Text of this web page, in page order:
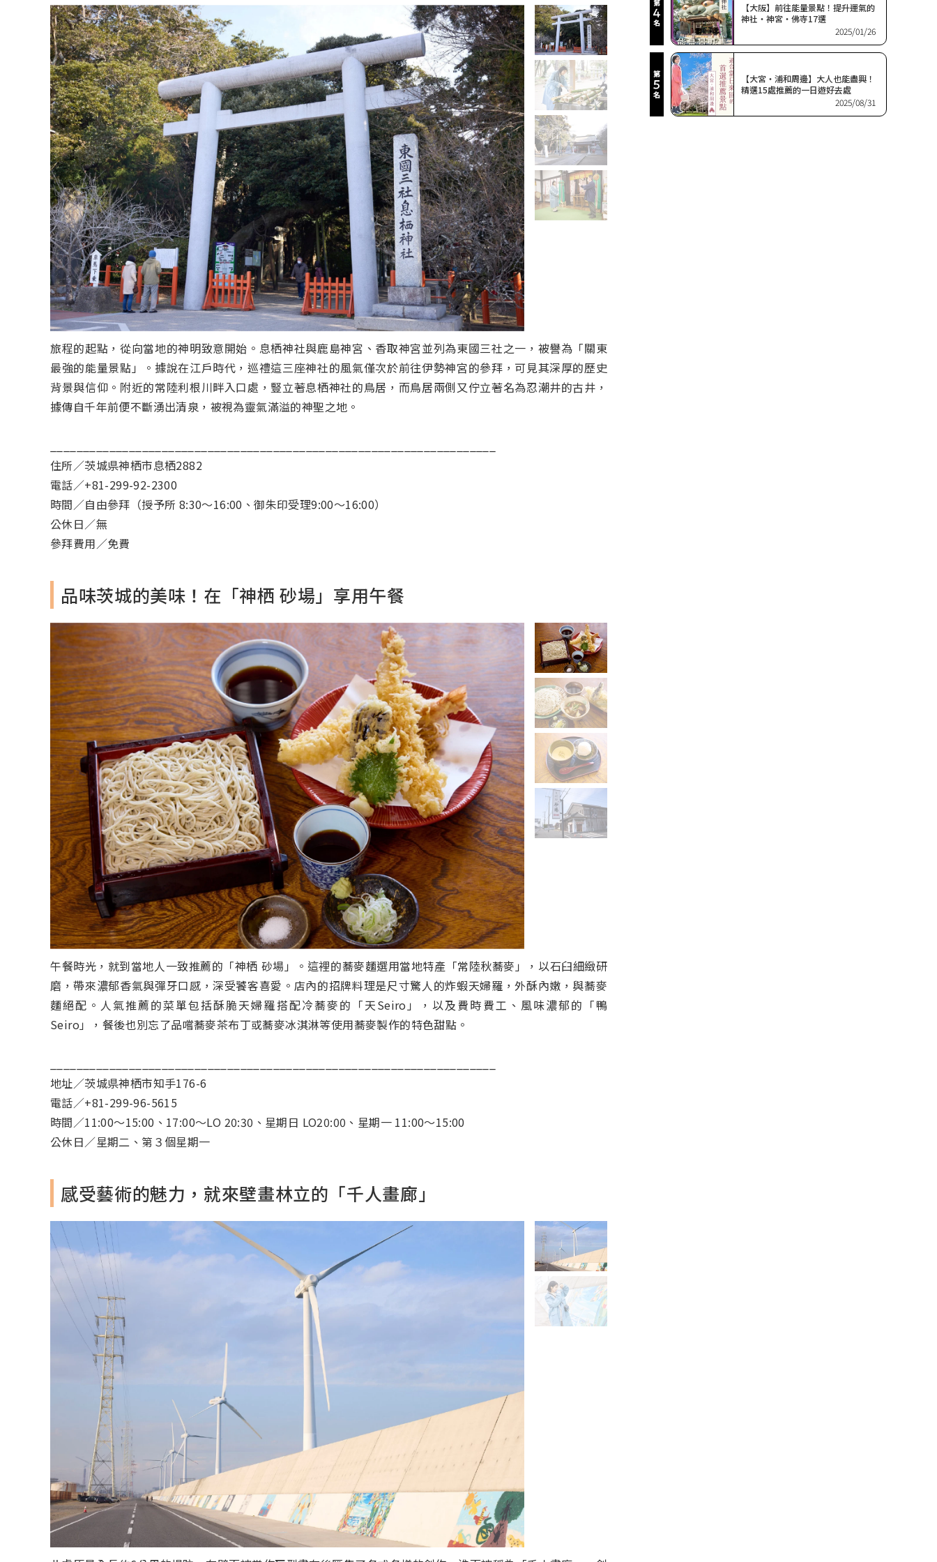
旅程的起點，從向當地的神明致意開始。息栖神社與鹿島神宮、香取神宮並列為東國三社之一，被譽為「關東
最強的能量景點」。據說在江戶時代，巡禮這三座神社的風氣僅次於前往伊勢神宮的參拜，可見其深厚的歷史
背景與信仰。附近的常陸利根川畔入口處，豎立著息栖神社的鳥居，而鳥居兩側又佇立著名為忍潮井的古井，
據傳自千年前便不斷湧出清泉，被視為靈氣滿溢的神聖之地。
住所／茨城県神栖市息栖2882
電話／+81-299-92-2300
時間／自由參拜（授予所 8:30～16:00、御朱印受理9:00～16:00）
公休日／無
參拜費用／免費
品味茨城的美味！在「神栖 砂場」享用午餐
午餐時光，就到當地人一致推薦的「神栖 砂場」。這裡的蕎麥麵選用當地特產「常陸秋蕎麥」，以石臼細緻研
磨，帶來濃郁香氣與彈牙口感，深受饕客喜愛。店內的招牌料理是尺寸驚人的炸蝦天婦羅，外酥內嫩，與蕎麥
麵絕配。人氣推薦的菜單包括酥脆天婦羅搭配冷蕎麥的「天Seiro」，以及費時費工、風味濃郁的「鴨
Seiro」，餐後也別忘了品嚐蕎麥茶布丁或蕎麥冰淇淋等使用蕎麥製作的特色甜點。
地址／茨城県神栖市知手176-6
電話／+81-299-96-5615
時間／11:00～15:00、17:00～LO 20:30、星期日 LO20:00、星期一 11:00～15:00
公休日／星期二、第３個星期一
感受藝術的魅力，就來壁畫林立的「千人畫廊」
【大阪】前往能量景點！提升運氣的
神社・神宮・佛寺17選
2025/01/26
【大宮・浦和周邊】大人也能盡興！
精選15處推薦的一日遊好去處
2025/08/31